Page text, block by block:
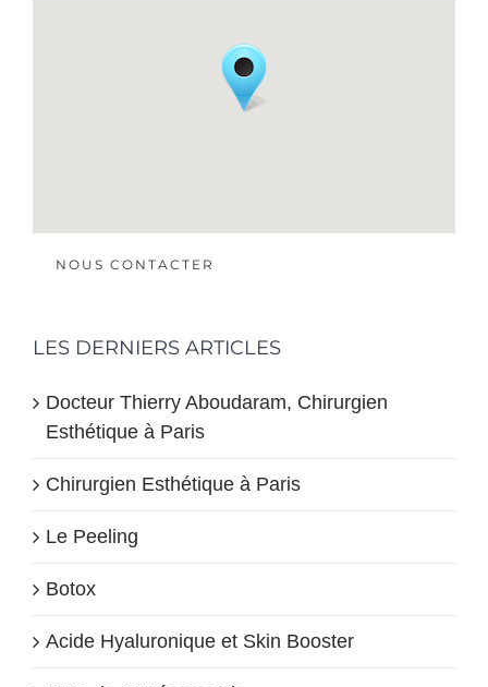
NOUS CONTACTER
LES DERNIERS ARTICLES
Docteur Thierry Aboudaram, Chirurgien
Esthétique à Paris
Chirurgien Esthétique à Paris
Le Peeling
Botox
Acide Hyaluronique et Skin Booster